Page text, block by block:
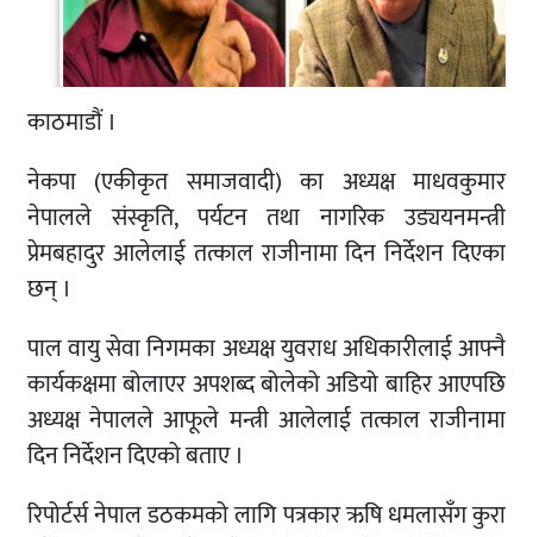
काठमाडौं ।
नेकपा (एकीकृत समाजवादी) का अध्यक्ष माधवकुमार
नेपालले संस्कृति, पर्यटन तथा नागरिक उड्ययनमन्त्री
प्रेमबहादुर आलेलाई तत्काल राजीनामा दिन निर्देशन दिएका
छन् ।
पाल वायु सेवा निगमका अध्यक्ष युवराध अधिकारीलाई आफ्नै
कार्यकक्षमा बोलाएर अपशब्द बोलेको अडियो बाहिर आएपछि
अध्यक्ष नेपालले आफूले मन्त्री आलेलाई तत्काल राजीनामा
दिन निर्देशन दिएको बताए ।
रिपोर्टर्स नेपाल डठकमको लागि पत्रकार ऋषि धमलासँग कुरा